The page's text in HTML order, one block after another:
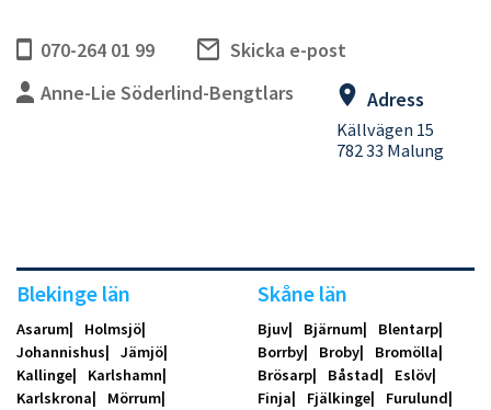
070-264 01 99
Skicka e-post
Anne-Lie Söderlind-Bengtlars
Adress
Källvägen 15
782 33 Malung
Blekinge län
Asarum
Holmsjö
Johannishus
Jämjö
Kallinge
Karlshamn
Karlskrona
Mörrum
Skåne län
Bjuv Bjärnum
Blentarp
Borrby
Broby
Bromölla
Brösarp
Båstad
Eslöv
Finja
Fjälkinge
Furulund